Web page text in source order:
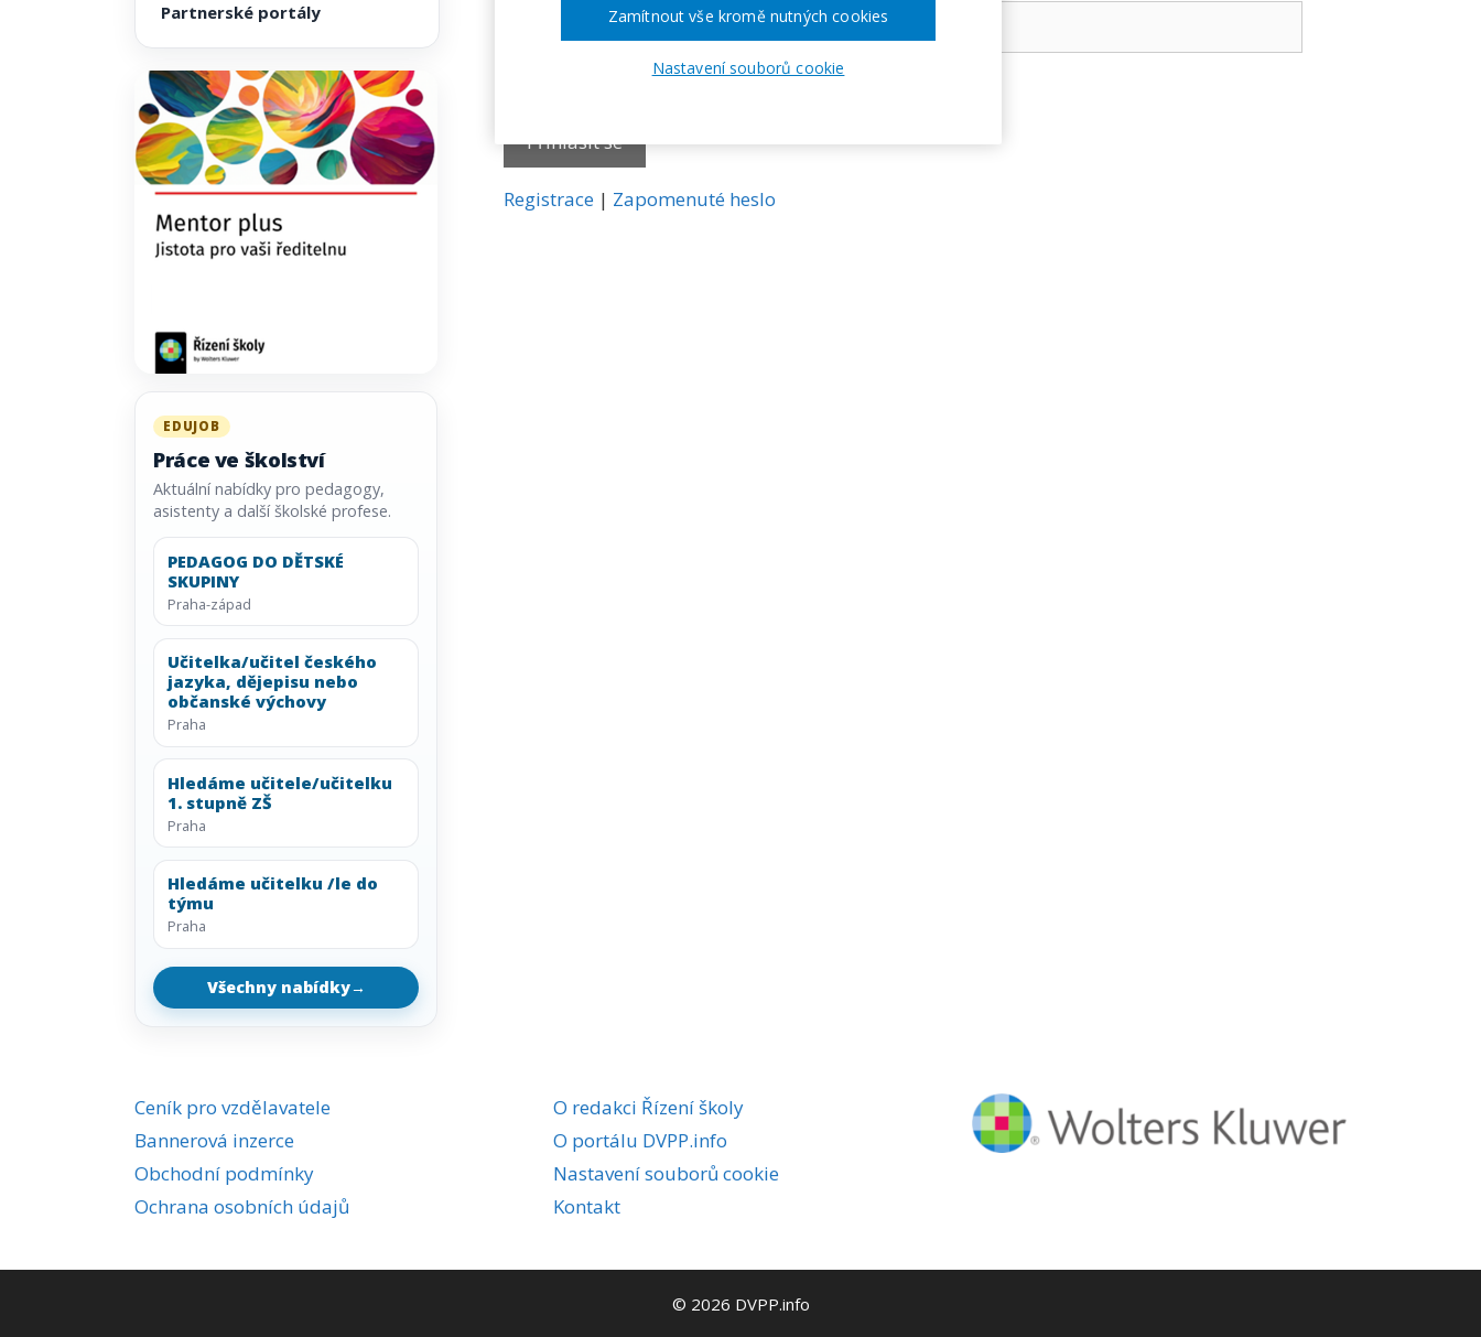
Pamatovat si mě
A
Registrace | Zapomenuté heslo
Partnerské portály
EDUJOB
Práce ve školství
Aktuální nabídky pro pedagogy,
asistenty a další školské profese.
PEDAGOG DO DĚTSKÉ
SKUPINY
Praha-západ
Učitelka/učitel českého
jazyka, dějepisu nebo
občanské výchovy
Praha
Hledáme učitele/učitelku
1. stupně ZŠ
Praha
Hledáme učitelku /le do
týmu
Praha
Všechny nabídky→
Ceník pro vzdělavatele
Bannerová inzerce
Obchodní podmínky
Ochrana osobních údajů
O redakci Řízení školy
O portálu DVPP.info
Nastavení souborů cookie
Kontakt
© 2026 DVPP.info
Nastavení souborů cookie
Zamítnout vše kromě nutných cookies